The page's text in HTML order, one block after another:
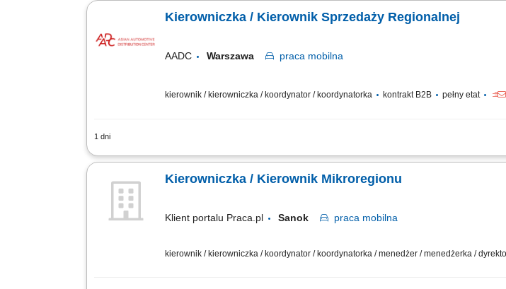
Kierowniczka / Kierownik Sprzedaży Regionalnej
AADC Warszawa praca mobilna
kierownik / kierowniczka / koordynator / koordynatorka kontrakt B2B pełny etat
1 dni
Zakres obowiązków: Nadzór nad jakością i standardami obsługi posprzedażnej w sieci
Kierowniczka / Kierownik Mikroregionu
Klient portalu Praca.pl Sanok praca mobilna
kierownik / kierowniczka / koordynator / koordynatorka / menedżer / menedżerka /